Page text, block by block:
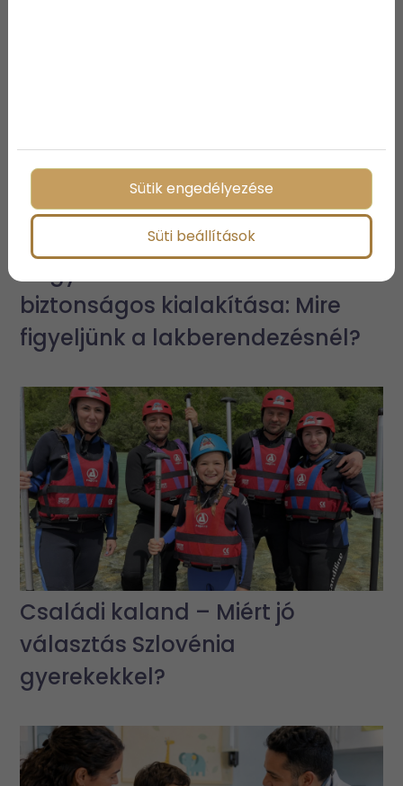
Kisgyermekes otthonok
biztonságos kialakítása: Mire
figyeljünk a lakberendezésnél?
Családi kaland – Miért jó
választás Szlovénia
gyerekekkel?
Sütik engedélyezése
Süti beállítások